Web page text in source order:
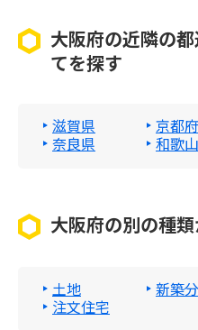
大阪府の近隣の
てを探す
滋賀県 京都府
奈良県
和歌
大阪府の別の種
土地
新築
注文住宅